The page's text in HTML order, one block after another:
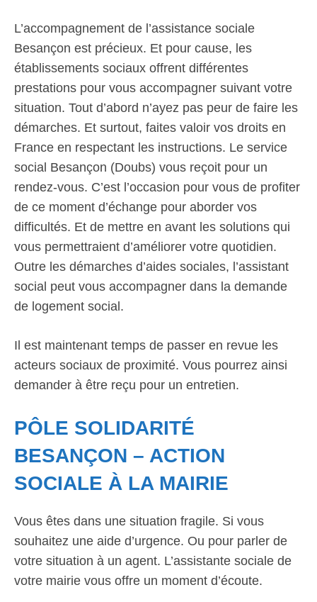
L’accompagnement de l’assistance sociale
Besançon est précieux. Et pour cause, les
établissements sociaux offrent différentes
prestations pour vous accompagner suivant votre
situation. Tout d’abord n’ayez pas peur de faire les
démarches. Et surtout, faites valoir vos droits en
France en respectant les instructions. Le service
social Besançon (Doubs) vous reçoit pour un
rendez-vous. C’est l’occasion pour vous de profiter
de ce moment d’échange pour aborder vos
difficultés. Et de mettre en avant les solutions qui
vous permettraient d’améliorer votre quotidien.
Outre les démarches d’aides sociales, l’assistant
social peut vous accompagner dans la demande
de logement social.
Il est maintenant temps de passer en revue les
acteurs sociaux de proximité. Vous pourrez ainsi
demander à être reçu pour un entretien.
PÔLE SOLIDARITÉ
BESANÇON – ACTION
SOCIALE À LA MAIRIE
Vous êtes dans une situation fragile. Si vous
souhaitez une aide d’urgence. Ou pour parler de
votre situation à un agent. L’assistante sociale de
votre mairie vous offre un moment d’écoute.